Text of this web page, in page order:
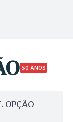
50 ANOS
OPÇÃO